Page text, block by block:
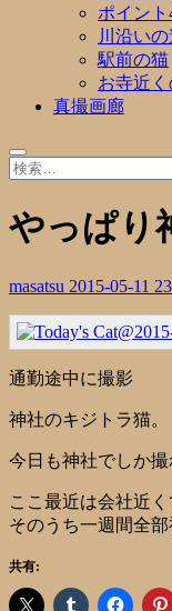
ポイン
川沿い
駅前の猫
お寺近
真撮画廊
やっぱり
masatsu 2015-05-11
通勤途中に撮影
神社のキジトラ猫。
今日も神社でしか撮
ここ最近は会社近
そのうち一週間全
共有: